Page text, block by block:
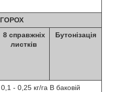
ГОРОХ
8 справжніх
листків
Бутонізація
0,1 - 0,25 кг/га В баковій